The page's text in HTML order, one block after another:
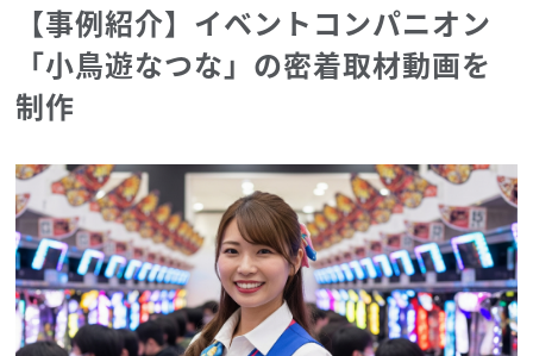
【事例紹介】イベントコンパニオン
「小鳥遊なつな」の密着取材動画を
制作